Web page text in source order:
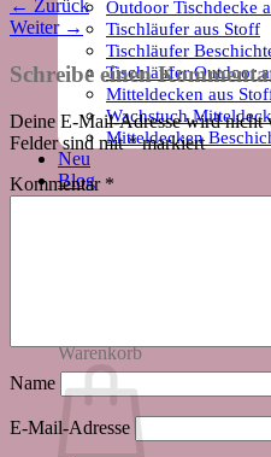
Outdoor Tischdecke
Tischläufer aus Stoff
Tischläufer
Tischläufer Outdoor
Mitteldecken aus
Wachstuch
Mitteldecken
Neu
Blog
Warenkorb
← Zurück
Weiter →
Schreibe einen
Deine E-Mail-Adresse wird nicht
Felder sind mit*markiert
Kommentar *
Name
E-Mail-Adresse